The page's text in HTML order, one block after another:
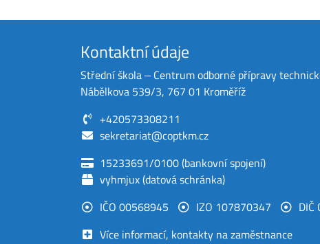
Kontaktní údaje
Střední škola ‒ Centrum odborné přípravy
Nábělkova 539/3, 767 01 Kroměříž
+420573308211
sekretariat@coptkm.cz
15233691/0100 (bankovní spojení)
vyhmjux (datová schránka)
IČO 00568945
IZO 107870347
DIČ
Více informací, kontakty na zaměstnance